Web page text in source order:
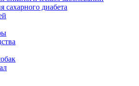
сахарного диабета